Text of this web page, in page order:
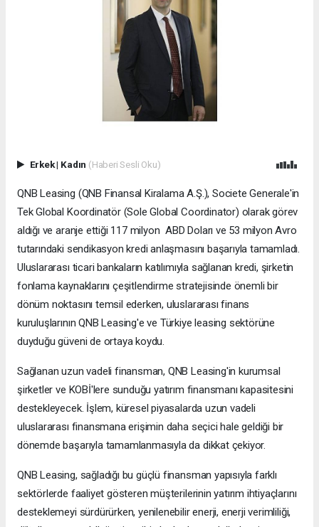
Erkek| Kadın (Haberi Sesli Oku)
QNB Leasing (QNB Finansal Kiralama A.Ş.), Societe Generale'in
Tek Global Koordinatör (Sole Global Coordinator) olarak görev
aldığı ve aranje ettiği 117 milyon ABD Doları ve 53 milyon Avro
tutarındaki sendikasyon kredi anlaşmasını başarıyla tamamladı.
Uluslararası ticari bankaların katılımıyla sağlanan kredi, şirketin
fonlama kaynaklarını çeşitlendirme stratejisinde önemli bir
dönüm noktasını temsil ederken, uluslararası finans
kuruluşlarının QNB Leasing'e ve Türkiye leasing sektörüne
duyduğu güveni de ortaya koydu.
Sağlanan uzun vadeli finansman, QNB Leasing'in kurumsal
şirketler ve KOBİ'lere sunduğu yatırım finansmanı kapasitesini
destekleyecek. İşlem, küresel piyasalarda uzun vadeli
uluslararası finansmana erişimin daha seçici hale geldiği bir
dönemde başarıyla tamamlanmasıyla da dikkat çekiyor.
QNB Leasing, sağladığı bu güçlü finansman yapısıyla farklı
sektörlerde faaliyet gösteren müşterilerinin yatırım ihtiyaçlarını
desteklemeyi sürdürürken, yenilenebilir enerji, enerji verimliliği,